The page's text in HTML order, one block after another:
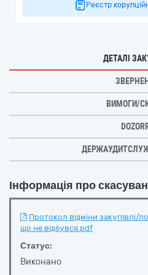
Реєстр
ДЕТАЛІ
ВИМОГИ/
Інформація про
Протокол відміни закупівлі/
що не відбувся.pdf
Статус:
Виконано